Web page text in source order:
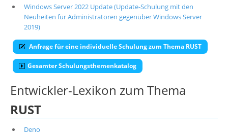
Windows Server 2022 Update (Update-Schulung mit den
Neuheiten für Administratoren gegenüber Windows Server
2019)
Anfrage für eine individuelle Schulung zum Thema RUST
Gesamter Schulungsthemenkatalog
Entwickler-Lexikon zum Thema
RUST
Deno